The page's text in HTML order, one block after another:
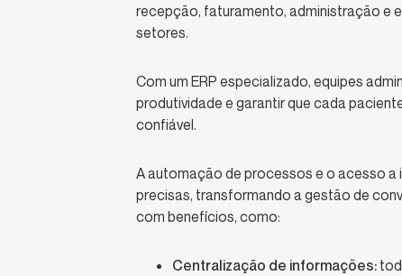
recepção, faturamento, administração e
setores.
Com um ERP especializado, equipes
produtividade e garantir que cada
confiável.
A automação de processos e o acesso
precisas, transformando a gestão de
com benefícios, como:
Centralização de informações: